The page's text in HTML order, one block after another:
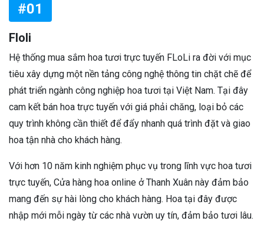
#01
Floli
Hệ thống mua sắm hoa tươi trực tuyến FLoLi ra đời với mục
tiêu xây dựng một nền tảng công nghệ thông tin chặt chẽ để
phát triển ngành công nghiệp hoa tươi tại Việt Nam. Tại đây
cam kết bán hoa trực tuyến với giá phải chăng, loại bỏ các
quy trình không cần thiết để đẩy nhanh quá trình đặt và giao
hoa tận nhà cho khách hàng.
Với hơn 10 năm kinh nghiệm phục vụ trong lĩnh vực hoa tươi
trực tuyến, Cửa hàng hoa online ở Thanh Xuân này đảm bảo
mang đến sự hài lòng cho khách hàng. Hoa tại đây được
nhập mới mỗi ngày từ các nhà vườn uy tín, đảm bảo tươi lâu.